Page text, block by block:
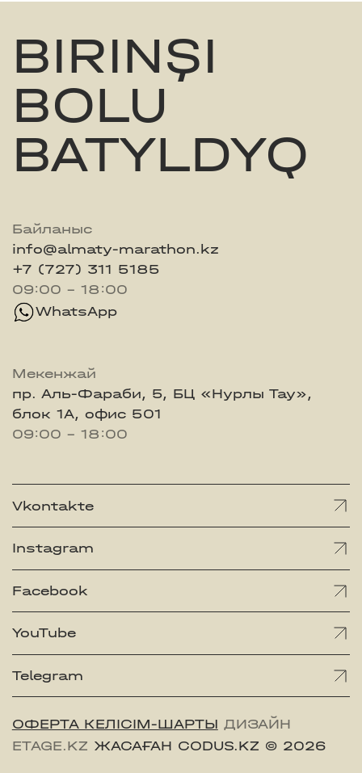
BIRINŞI
BOLU
BATYLDYQ
Байланыс
info@almaty-marathon.kz
+7 (727) 311 5185
09:00 - 18:00
WhatsApp
Мекенжай
пр. Аль-Фараби, 5, БЦ «Нурлы Тау»,
блок 1А, офис 501
09:00 - 18:00
Vkontakte
Instagram
Facebook
YouTube
Telegram
ОФЕРТА КЕЛІСІМ-ШАРТЫ ДИЗАЙН
ETAGE.KZ ЖАСАҒАН CODUS.KZ © 2026